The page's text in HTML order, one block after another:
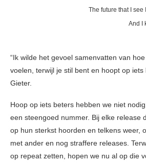
The future that I
And I
“Ik wilde het gevoel samenvatten van
voelen, terwijl je stil bent en hoopt op iets
Gieter.
Hoop op iets beters hebben we niet
een steengoed nummer. Bij elke release
op hun sterkst hoorden en telkens weer,
met ander en nog straffere releases.
op repeat zetten, hopen we nu al op die